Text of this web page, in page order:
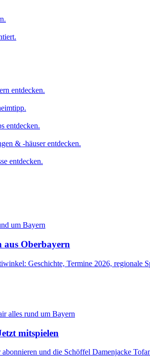
entdecken.
entdecken.
& -häuser entdecken.
entdecken.
Oberbayern
Geschichte, Termine 2026, regionale
mitspielen
und die Schöffel Damenjacke